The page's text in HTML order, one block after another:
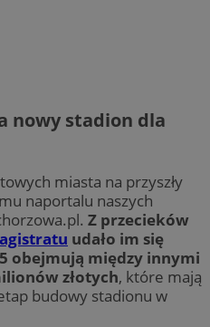
nowy stadion dla
miasta na przyszły
naportalu naszych
Z przecieków
udało im się
obejmują między innymi
złotych, które mają
budowy stadionu w